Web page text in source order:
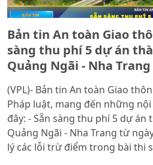
Bản tin An toàn Giao
sàng thu phí 5 dự án
Quảng Ngãi - Nha
(VPL)- Bản tin An toàn Giao
Pháp luật, mang đến những
đây: - Sẵn sàng thu phí 5 dự án
Quảng Ngãi - Nha Trang từ
lý các lỗi trừ điểm trong bài thi